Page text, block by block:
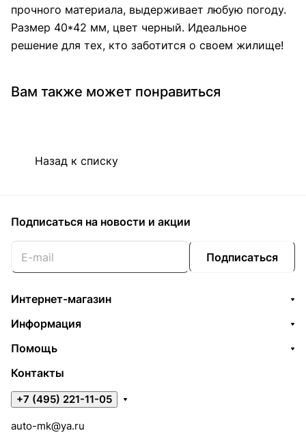
прочного материала, выдерживает любую погоду.
Размер 40*42 мм, цвет черный. Идеальное
решение для тех, кто заботится о своем жилище!
Вам также может понравиться
Назад к списку
Подписаться на новости и акции
Подписаться
Интернет-магазин
Информация
Помощь
Контакты
+7 (495) 221-11-05
auto-mk@ya.ru